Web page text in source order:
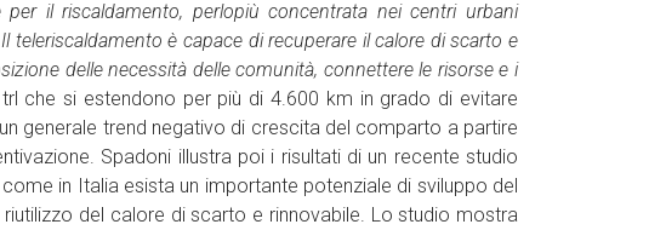
il riscaldamento, perlopiù concentrata nei centri urbani
è capace di recuperare il calore di scarto e
delle necessità delle comunità, connettere le risorse e i
che si estendono per più di 4.600 km in grado di evitare
generale trend negativo di crescita del comparto a partire
Spadoni illustra poi i risultati di un recente studio
in Italia esista un importante potenziale di sviluppo del
del calore di scarto e rinnovabile. Lo studio mostra